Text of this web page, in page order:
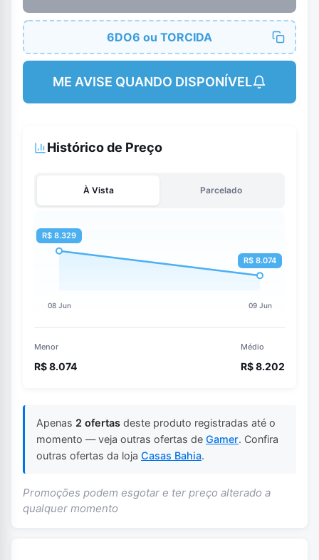
6DO6 ou TORCIDA
ME AVISE QUANDO DISPONÍVEL
Histórico de Preço
À Vista Parcelado
Menor
R$ 8.074
Médio
R$ 8.202
Apenas 2 ofertas deste produto registradas até o
momento — veja outras ofertas de Gamer. Confira
outras ofertas da loja Casas Bahia.
Promoções podem esgotar e ter preço alterado a
qualquer momento